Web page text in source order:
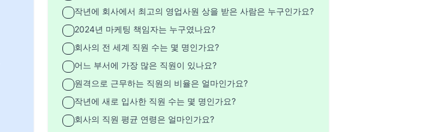
작년에 회사에서 최고의 영업사원 상을 받은 사람은 누구인가요?
2024년 마케팅 책임자는 누구였나요?
회사의 전 세계 직원 수는 몇 명인가요?
어느 부서에 가장 많은 직원이 있나요?
원격으로 근무하는 직원의 비율은 얼마인가요?
작년에 새로 입사한 직원 수는 몇 명인가요?
회사의 직원 평균 연령은 얼마인가요?